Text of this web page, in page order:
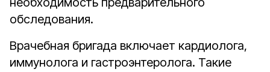
обследования.
Врачебная бригада включает кардиолога,
иммунолога и гастроэнтеролога. Такие